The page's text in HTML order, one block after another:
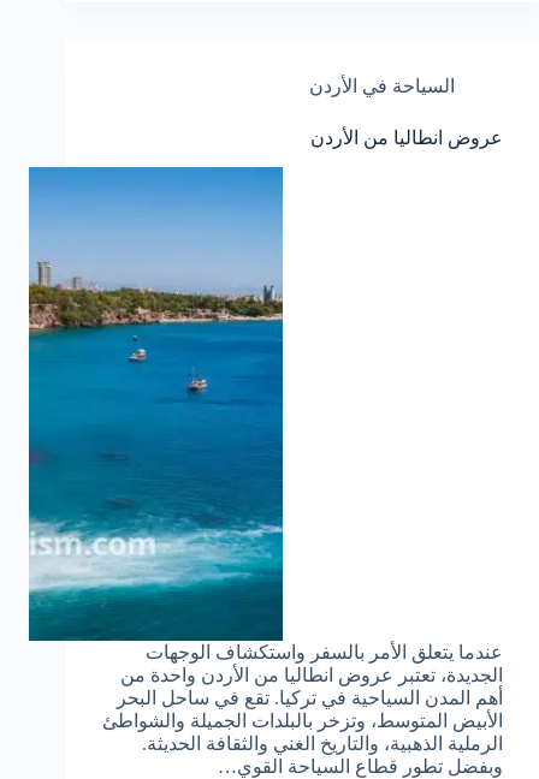
السياحة في الأردن
عروض انطاليا من الأردن
عندما يتعلق الأمر بالسفر واستكشاف الوجهات
الجديدة، تعتبر عروض انطاليا من الأردن واحدة من
أهم المدن السياحية في تركيا. تقع في ساحل البحر
الأبيض المتوسط، وتزخر بالبلدات الجميلة والشواطئ
الرملية الذهبية، والتاريخ الغني والثقافة الحديثة.
وبفضل تطور قطاع السياحة القوي…